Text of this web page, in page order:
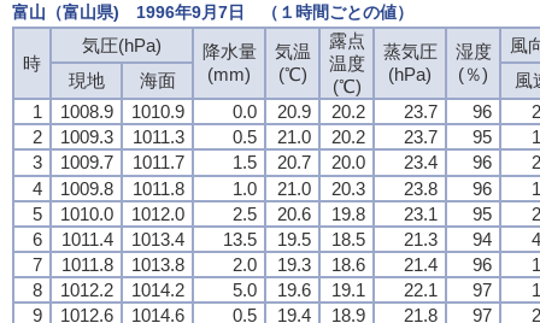
富山（富山県) 1996年9月7日 （１時間ごとの値）
時
気圧(hPa)
降水量
(mm)
気温
(℃)
露点
温度
(℃)
蒸気圧
(hPa)
湿度
(％)
風
現地
海面
風
1
1008.9 1010.9 0.0 20.9 20.2 23.7 96
2
1009.3 1011.3 0.5 21.0 20.2 23.7 95
3
1009.7 1011.7 1.5 20.7 20.0 23.4 96
4
1009.8 1011.8 1.0 21.0 20.3 23.8 96
5
1010.0 1012.0 2.5 20.6 19.8 23.1 95
6
1011.4 1013.4 13.5 19.5 18.5 21.3 94
7
1011.8 1013.8 2.0 19.3 18.6 21.4 96
8
1012.2 1014.2 5.0 19.6 19.1 22.1 97
9
1012.6 1014.6 0.5 19.4 18.9 21.8 97